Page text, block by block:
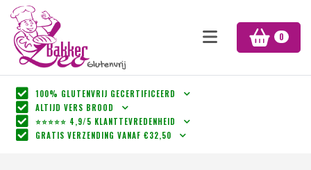
0
100% GLUTENVRIJ GECERTIFICEERD
ALTIJD VERS BROOD
⭐⭐⭐⭐⭐ 4,9/5 KLANTTEVREDENHEID
GRATIS VERZENDING VANAF €32,50